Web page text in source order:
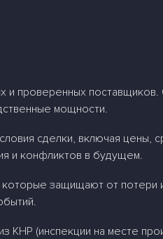
проверенных
мощности.
сделки, включая цены,
и конфликтов в будущем.
защищают от потери
КНР (инспекции на месте